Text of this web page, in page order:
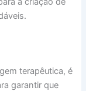
terapêutica, é
garantir que